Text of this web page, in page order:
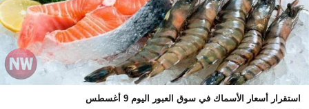
استقرار أسعار الأسماك في سوق العبور اليوم 9 أغسطس